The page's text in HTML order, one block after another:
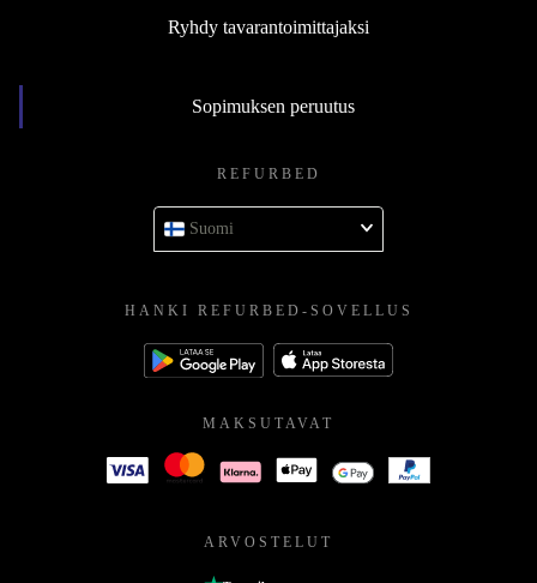
Ryhdy tavarantoimittajaksi
Sopimuksen peruutus
REFURBED
Suomi
HANKI REFURBED-SOVELLUS
MAKSUTAVAT
ARVOSTELUT